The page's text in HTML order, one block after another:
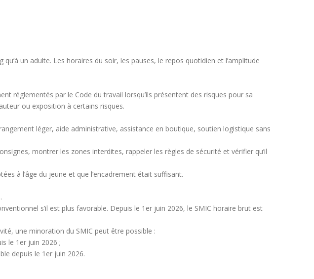
un adulte. Les horaires du soir, les pauses, le repos quotidien et l’amplitude
réglementés par le Code du travail lorsqu’ils présentent des risques pour sa
ou exposition à certains risques.
léger, aide administrative, assistance en boutique, soutien logistique sans
montrer les zones interdites, rappeler les règles de sécurité et vérifier qu’il
à l’âge du jeune et que l’encadrement était suffisant.
s’il est plus favorable. Depuis le 1er juin 2026, le SMIC horaire brut est
une minoration du SMIC peut être possible :
le 1er juin 2026 ;
depuis le 1er juin 2026.